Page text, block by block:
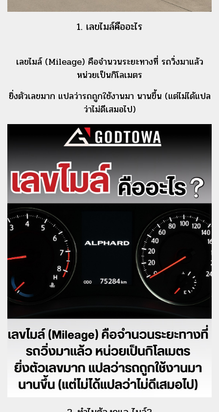
1. เลขไมล์คืออะไร
เลขไมล์ (Mileage) คือจํานวนระยะทางที่ รถวิ่งมาแล้ว
หน่วยเป็นกิโลเมตร
ยิ่งตัวเลขมาก แปลว่ารถถูกใช้งานมา นานขึ้น (แต่ไม่ได้แปล
ว่าไม่ดีเสมอไป)